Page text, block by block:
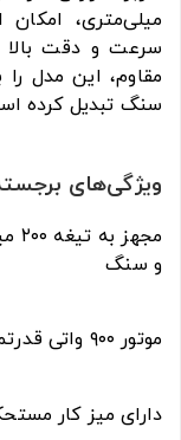
میلی‌متری،
سرعت و دقت بالا
مقاوم، این مدل
سنگ تبدیل کرده
ویژگی‌های
و سنگ
موتور ۹۰۰ واتی قدرتمند با عملکرد یکنواخت
دارای میز کار